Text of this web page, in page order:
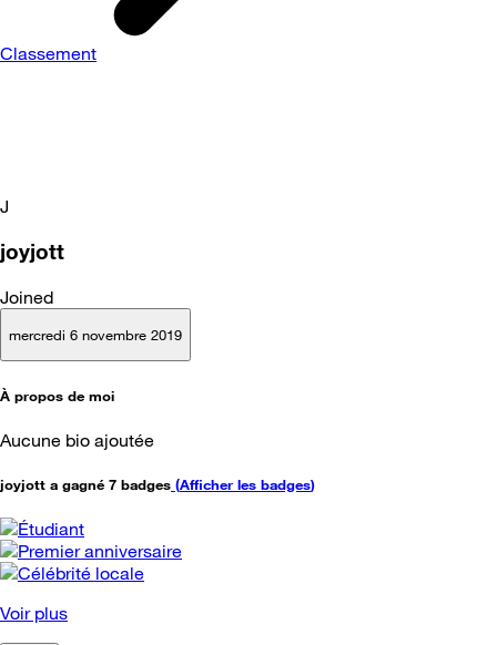
Classement
J
joyjott
Joined
mercredi 6 novembre 2019
À propos de moi
Aucune bio ajoutée
joyjott a gagné 7 badges (Afficher les badges)
Voir plus